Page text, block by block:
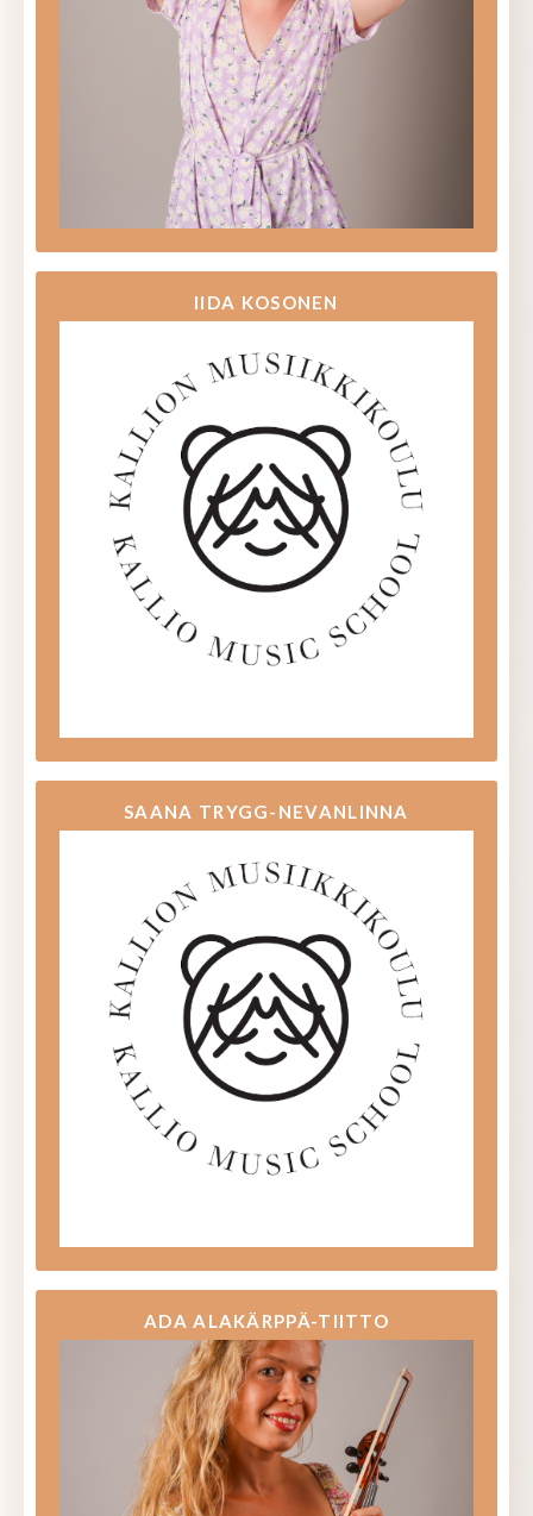
IIDA KOSONEN
SAANA TRYGG-NEVANLINNA
ADA ALAKÄRPPÄ-TIITTO